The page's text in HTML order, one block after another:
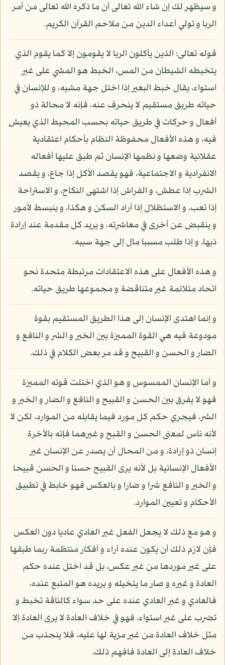
و سيظهر لك إن شاء الله تعالى أن ما ذكره الله تعالى من أمر
الربا و تولي أعداء الدين من ملاحم القرآن الكريم.
قوله تعالى: الذين يأكلون الربا لا يقومون إلا كما يقوم الذي
يتخبطه الشيطان من المس، الخبط هو المشي على غير
استواء، يقال خبط البعير إذا اختل جهة مشيه، و للإنسان في
حياته طريق مستقيم لا ينحرف عنه، فإنه لا محالة ذو
أفعال و حركات في طريق حياته بحسب المحيط الذي يعيش
فيه، و هذه الأفعال محفوظة النظام بأحكام اعتقادية
عقلائية وضعها و نظمها الإنسان ثم طبق عليها أفعاله
الانفرادية و الاجتماعية، فهو يقصد الأكل إذا جاع، و يقصد
الشرب إذا عطش، و الفراش إذا اشتهى النكاح، و الاستراحة
إذا تعب، و الاستظلال إذا أراد السكن و هكذا، و ينبسط لأمور
و ينقبض عن أخرى في معاشرته، و يريد كل مقدمة عند إرادة
ذيها، و إذا طلب مسببا مال إلى جهة سببه.
و هذه الأفعال على هذه الاعتقادات مرتبطة متحدة نحو
اتحاد متلائمة غير متناقضة و مجموعها طريق حياته.
و إنما اهتدى الإنسان إلى هذا الطريق المستقيم بقوة
مودوعة فيه هي القوة المميزة بين الخير و الشر و النافع و
الضار و الحسن و القبيح و قد مر بعض الكلام في ذلك.
و أما الإنسان الممسوس و هو الذي اختلت قوته المميزة
فهو لا يفرق بين الحسن و القبيح و النافع و الضار و الخير و
الشر، فيجري حكم كل مورد فيما يقابله من الموارد، لكن لا
لأنه ناس لمعنى الحسن و القبح و غيرهما فإنه بالأخرة
إنسان ذو إرادة، و من المحال أن يصدر عن الإنسان غير
الأفعال الإنسانية بل لأنه يرى القبيح حسنا و الحسن قبيحا
و الخير و النافع شرا و ضارا و بالعكس فهو خابط في تطبيق
الأحكام و تعيين الموارد.
و هو مع ذلك لا يجعل الفعل غير العادي عاديا دون العكس
فإن لازم ذلك أن يكون عنده آراء و أفكار منتظمة ربما طبقها
على غير موردها من غير عكس، بل قد اختل عنده حكم
العادة و غيره و صار ما يتخيله و يريده هو المتبع عنده،
فالعادي و غير العادي عنده على حد سواء كالناقة تخبط و
تضرب على غير استواء، فهو في خلاف العادة لا يرى العادة إلا
مثل خلاف العادة من غير مزية لها عليه، فلا ينجذب من
خلاف العادة إلى العادة فافهم ذلك.